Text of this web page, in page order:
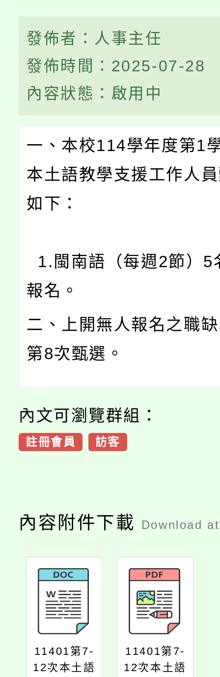
發佈者：人事主任
發佈時間：2025-07-28
內容狀態：啟用中
一、本校114學年度第1
本土語教學支援工作人
如下：
1.閩南語（每週2節）5
報名。
二、上開無人報名之職
第8次甄選。
內文可瀏覽群組：
註冊會員 訪客
內容附件下載 Download
11401第7-
12次本土語
11401第7-
12次本土語